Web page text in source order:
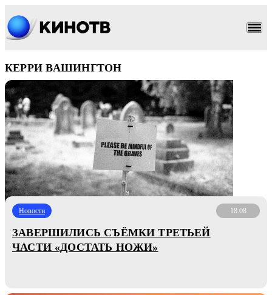
КЕРРИ ВАШИНГТОН
Новости 18.08
ЗАВЕРШИЛИСЬ СЪЁМКИ ТРЕТЬЕЙ
ЧАСТИ «ДОСТАТЬ НОЖИ»